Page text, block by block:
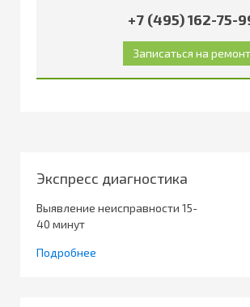
+7 (495) 162-75-
Экспресс диагностика
Выявление неисправности 15-
40 минут
Подробнее